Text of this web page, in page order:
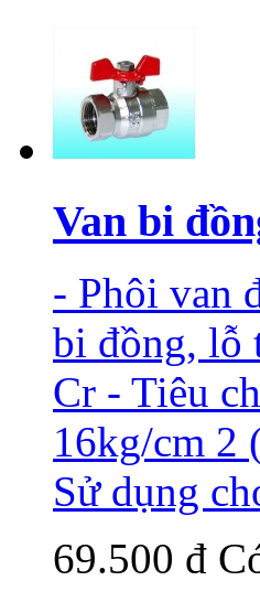
Van bi
- Phôi van
bi đồng, lỗ
Cr - Tiêu
16kg/cm 2
Sử dụng
69.500 đ